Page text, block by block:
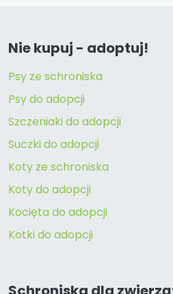
Nie kupuj - adoptuj!
Psy ze schroniska
Psy do adopcji
Szczeniaki do adopcji
Suczki do adopcji
Koty ze schroniska
Koty do adopcji
Kocięta do adopcji
Kotki do adopcji